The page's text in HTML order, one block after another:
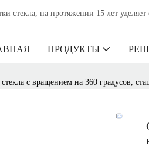
стекла, на протяжении 15 лет уделяет
ПРОДУКТЫ
с вращением на 360 градусов,